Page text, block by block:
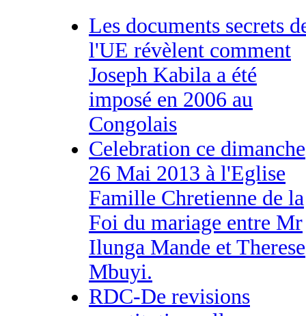
Les documents secrets
l'UE révèlent comment
Joseph Kabila a été
imposé en 2006 au
Congolais
Celebration ce dimanche
26 Mai 2013 à l'Eglise
Famille Chretienne de la
Foi du mariage entre Mr
Ilunga Mande et Therese
Mbuyi.
RDC-De revisions